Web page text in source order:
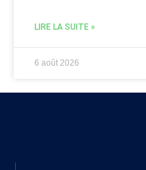
LIRE LA SUITE »
6 août 2026